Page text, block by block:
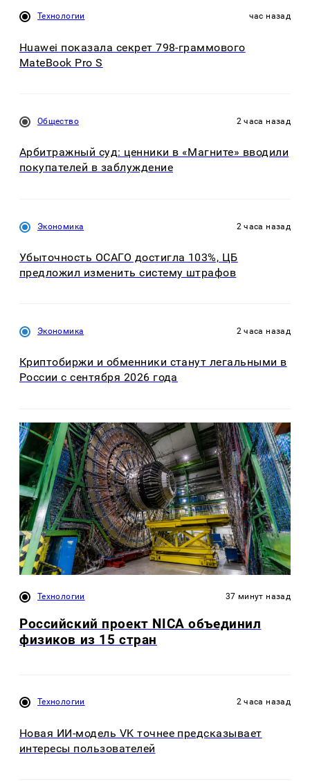
Технологии час назад
Huawei показала секрет 798-граммового
MateBook Pro S
Общество 2 часа назад
Арбитражный суд: ценники в «Магните» вводили
покупателей в заблуждение
Экономика 2 часа назад
Убыточность ОСАГО достигла 103%, ЦБ
предложил изменить систему штрафов
Экономика 2 часа назад
Криптобиржи и обменники станут легальными в
России с сентября 2026 года
Технологии 37 минут назад
Российский проект NICA объединил
физиков из 15 стран
Технологии 2 часа назад
Новая ИИ-модель VK точнее предсказывает
интересы пользователей